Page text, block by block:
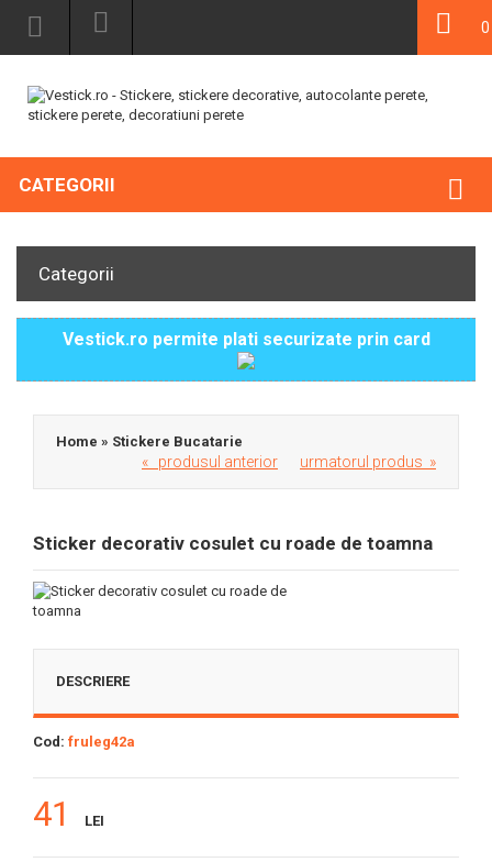
0
CATEGORII
Categorii
Vestick.ro permite plati securizate prin card
Home » Stickere Bucatarie
« produsul anterior urmatorul produs »
Sticker decorativ cosulet cu roade de toamna
DESCRIERE
Cod: fruleg42a
41 LEI